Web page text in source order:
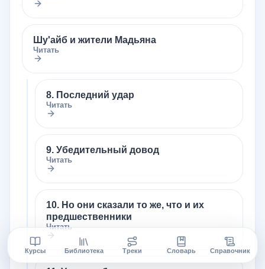
Курсы Библиотека Треки Словарь Справочник
Шу'айб и жители Мадьяна
Читать
8. Последний удар
Читать
9. Убедительный довод
Читать
10. Но они сказали то же, что и их
предшественники
Читать